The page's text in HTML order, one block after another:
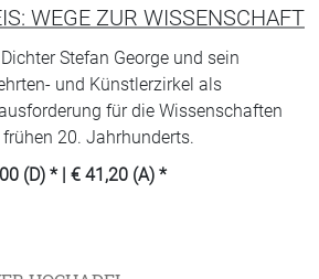
WEGE ZUR WISSENSCHAFT
Dichter Stefan George und sein
und Künstlerzirkel als
für die Wissenschaften
frühen 20. Jahrhunderts.
(D) * | € 41,20 (A) *